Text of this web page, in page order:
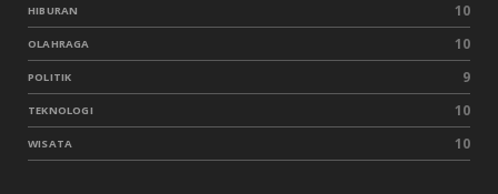
HIBURAN 10
OLAHRAGA 10
POLITIK 9
TEKNOLOGI 10
WISATA 10